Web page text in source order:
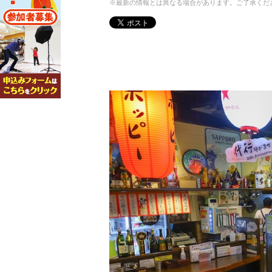
※最新の情報とは異なる場合があります。ご了承くだ